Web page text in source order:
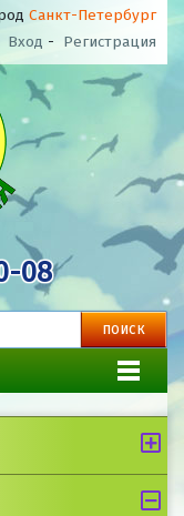
Санкт-Петербург
Вход - Регистрация
08